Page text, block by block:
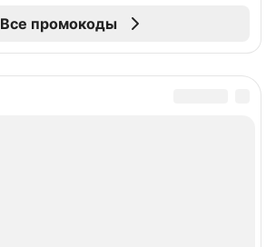
Все промокоды